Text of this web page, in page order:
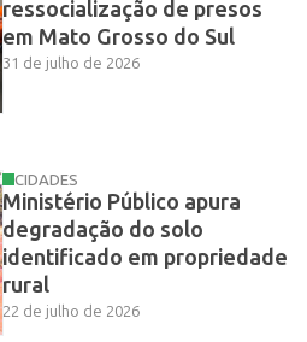
ressocialização de presos
em Mato Grosso do Sul
31 de julho de 2026
CIDADES
Ministério Público apura
degradação do solo
identificado em propriedade
rural
22 de julho de 2026